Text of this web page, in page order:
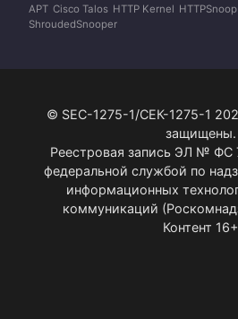
APT Cisco Talos HTTP Kernel HTTPSnoop
ShroudedSnooper
© SEC-1275-1/СЕК-1275-1
защищены.
Реестровая запись ЭЛ № ФС
федеральной службой по
информационных
коммуникаций
Контент 16+